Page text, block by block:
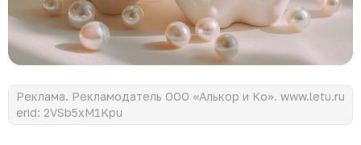
Реклама. Рекламодатель ООО «Алькор и Ко». www.letu.ru
erid: 2VSb5xM1Kpu